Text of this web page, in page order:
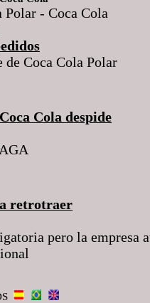
- Coca Cola
Coca Cola Polar
Cola despide
retrotraer
pero la empresa